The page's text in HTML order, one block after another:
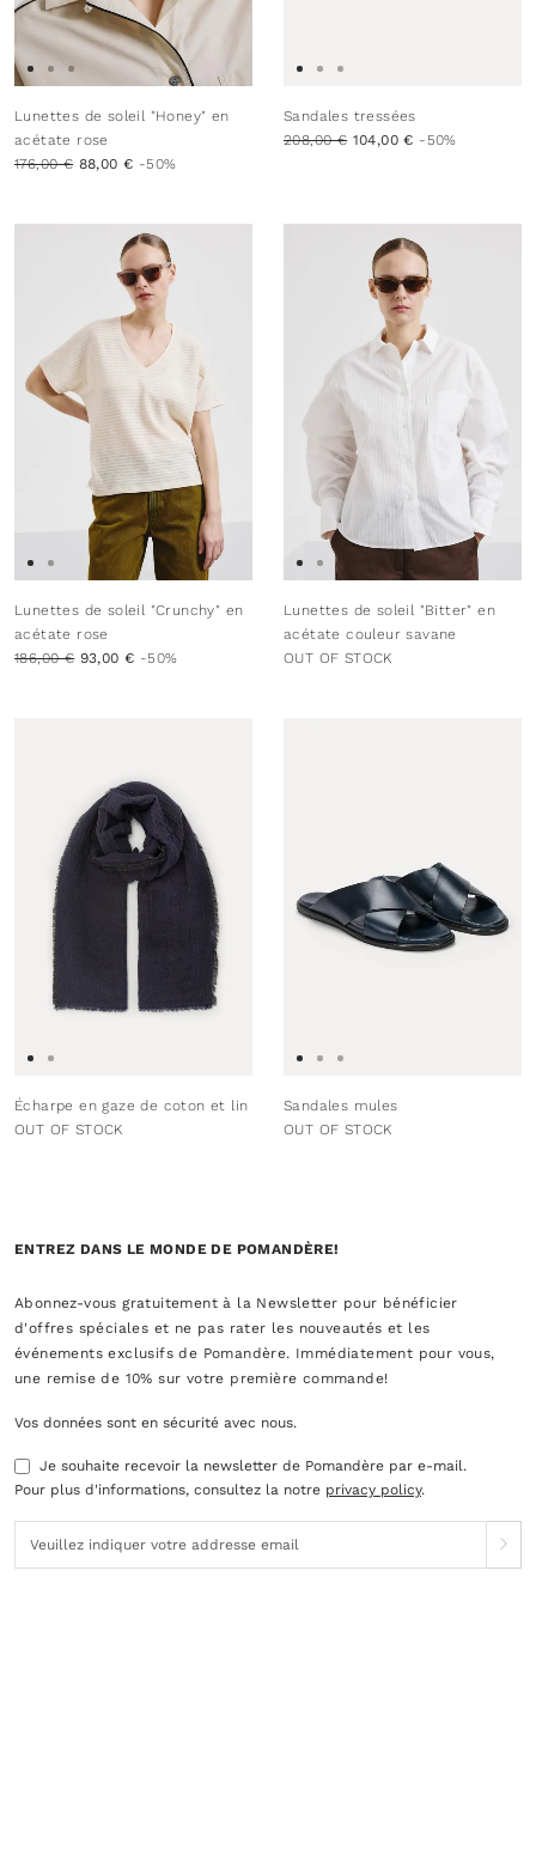
Lunettes de soleil "Honey" en
acétate rose
176,00 € 88,00 € -50%
Sandales tressées
208,00 € 104,00 € -50%
Lunettes de soleil "Crunchy" en
acétate rose
186,00 € 93,00 € -50%
Lunettes de soleil "Bitter" en
acétate couleur savane
OUT OF STOCK
Écharpe en gaze de coton et lin
OUT OF STOCK
Sandales mules
OUT OF STOCK
ENTREZ DANS LE MONDE DE POMANDÈRE!
Abonnez-vous gratuitement à la Newsletter pour bénéficier
d'offres spéciales et ne pas rater les nouveautés et les
événements exclusifs de Pomandère. Immédiatement pour vous,
une remise de 10% sur votre première commande!
Vos données sont en sécurité avec nous.
Je souhaite recevoir la newsletter de Pomandère par e-mail.
Pour plus d'informations, consultez la notre privacy policy.